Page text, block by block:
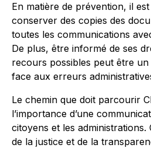
En matière de prévention, il
conserver des copies des
toutes les communications
De plus, être informé de ses
recours possibles peut être
face aux erreurs
Le chemin que doit parcourir
l’importance d’une
citoyens et les administrations.
de la justice et de la